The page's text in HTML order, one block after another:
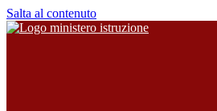
Salta al contenuto